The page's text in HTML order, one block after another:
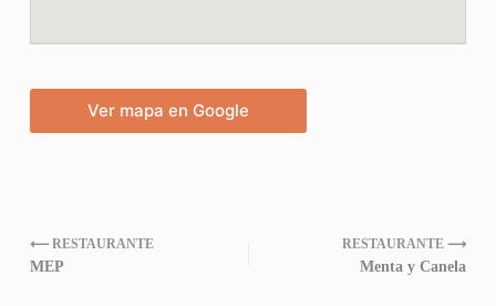
Ver mapa en Google
⟵ RESTAURANTE
MEP
RESTAURANTE ⟶
Menta y Canela